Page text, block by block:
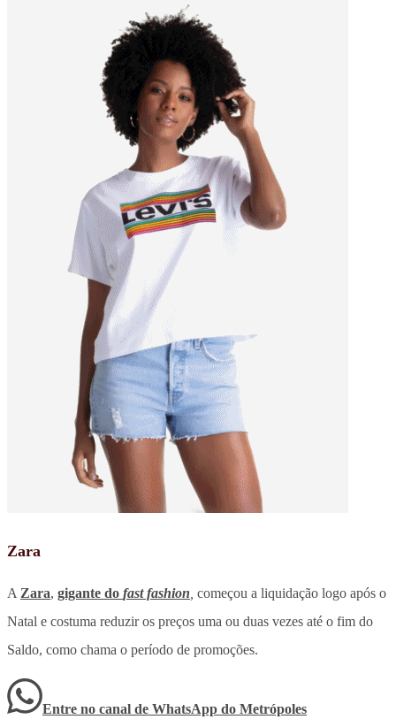
Zara
A Zara, gigante do fast fashion começou a liquidação logo após o
Natal e costuma reduzir os preços uma ou duas vezes até o fim do
Saldo, como chama o período de promoções.
Entre no canal de WhatsApp do Metrópoles